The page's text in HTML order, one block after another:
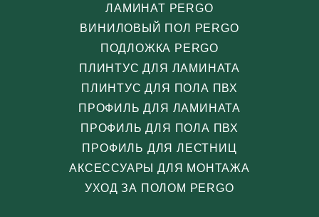
ЛАМИНАТ PERGO
ВИНИЛОВЫЙ ПОЛ PERGO
ПОДЛОЖКА PERGO
ПЛИНТУС ДЛЯ ЛАМИНАТА
ПЛИНТУС ДЛЯ ПОЛА ПВХ
ПРОФИЛЬ ДЛЯ ЛАМИНАТА
ПРОФИЛЬ ДЛЯ ПОЛА ПВХ
ПРОФИЛЬ ДЛЯ ЛЕСТНИЦ
АКСЕССУАРЫ ДЛЯ МОНТАЖА
УХОД ЗА ПОЛОМ PERGO